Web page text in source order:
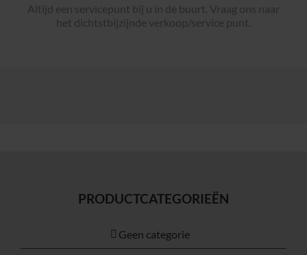
Altijd een servicepunt bij u in de buurt. Vraag ons naar
het dichtstbijzijnde verkoop/service punt.
PRODUCTCATEGORIEËN
Geen categorie